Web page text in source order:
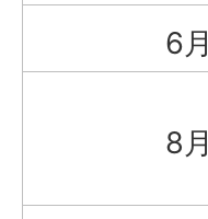
6月
8月